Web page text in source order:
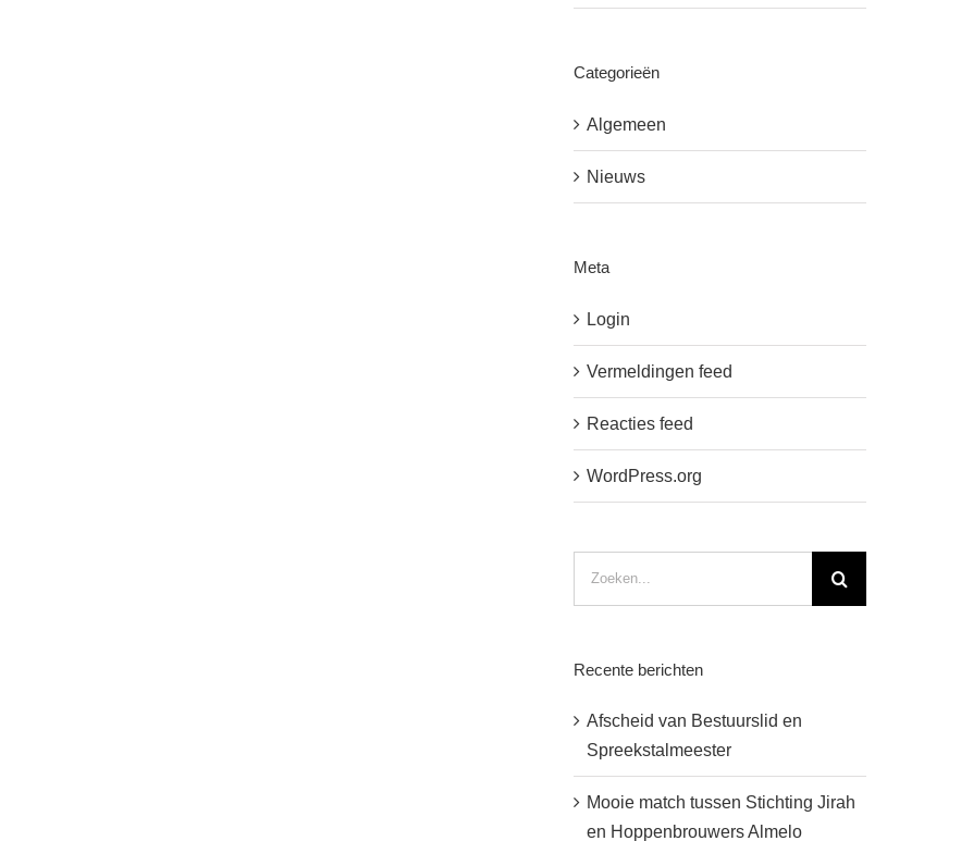
Categorieën
Algemeen
Nieuws
Meta
Login
Vermeldingen feed
Reacties feed
WordPress.org
Recente berichten
Afscheid van Bestuurslid en
Spreekstalmeester
Mooie match tussen Stichting Jirah
en Hoppenbrouwers Almelo